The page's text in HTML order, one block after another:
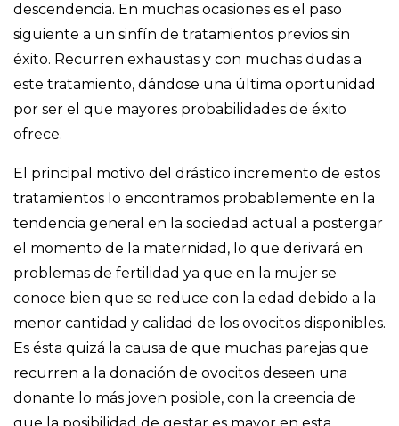
descendencia. En muchas ocasiones es el paso
siguiente a un sinfín de tratamientos previos sin
éxito. Recurren exhaustas y con muchas dudas a
este tratamiento, dándose una última oportunidad
por ser el que mayores probabilidades de éxito
ofrece.
El principal motivo del drástico incremento de estos
tratamientos lo encontramos probablemente en la
tendencia general en la sociedad actual a postergar
el momento de la maternidad, lo que derivará en
problemas de fertilidad ya que en la mujer se
conoce bien que se reduce con la edad debido a la
menor cantidad y calidad de los ovocitos disponibles.
Es ésta quizá la causa de que muchas parejas que
recurren a la donación de ovocitos deseen una
donante lo más joven posible, con la creencia de